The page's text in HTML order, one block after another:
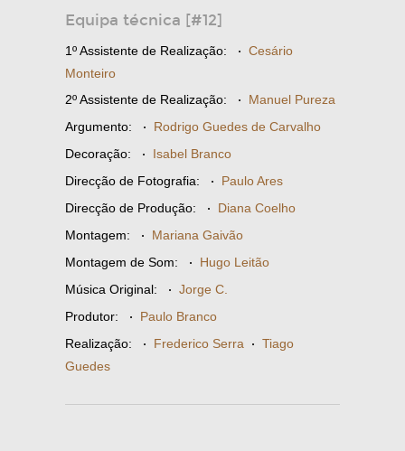
Equipa técnica [#12]
1º Assistente de Realização: · Cesário
Monteiro
2º Assistente de Realização: · Manuel Pureza
Argumento: · Rodrigo Guedes de Carvalho
Decoração: · Isabel Branco
Direcção de Fotografia: · Paulo Ares
Direcção de Produção: · Diana Coelho
Montagem: · Mariana Gaivão
Montagem de Som: · Hugo Leitão
Música Original: · Jorge C.
Produtor: · Paulo Branco
Realização: · Frederico Serra · Tiago
Guedes